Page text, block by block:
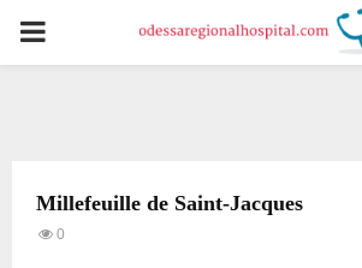
PRIMARY
Millefeuille de Saint-Jacques
0